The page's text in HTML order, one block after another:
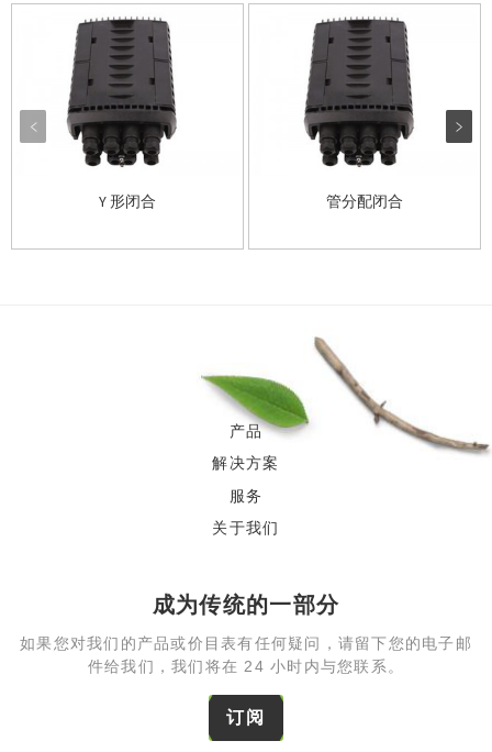
Y 形闭合 管分配闭合
产品
解决方案
服务
关于我们
成为传统的一部分
如果您对我们的产品或价目表有任何疑问，请留下您的电子邮
件给我们，我们将在 24 小时内与您联系。
订阅